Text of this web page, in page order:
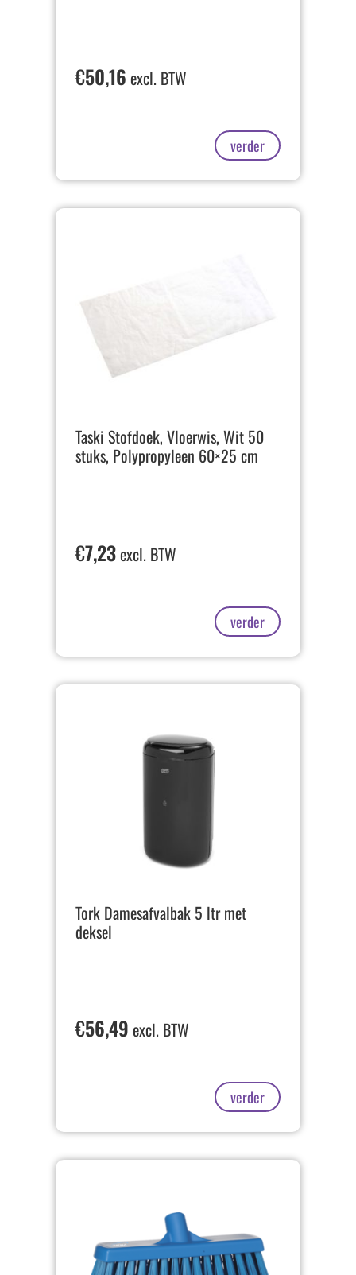
€50,16 excl. BTW
verder
Taski Stofdoek, Vloerwis, Wit 50
stuks, Polypropyleen 60×25 cm
€7,23excl. BTW
verder
Tork Damesafvalbak 5 ltr met
deksel
€56,49 excl. BTW
verder